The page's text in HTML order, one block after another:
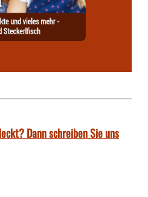
Dann schreiben Sie uns